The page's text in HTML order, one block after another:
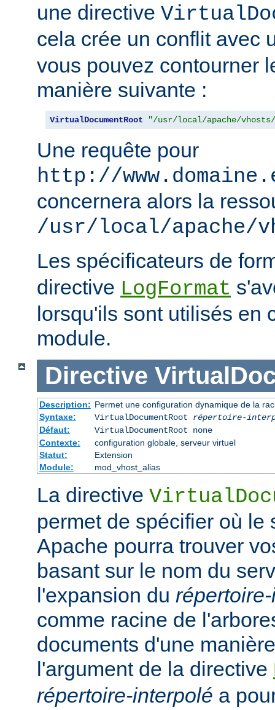
une directive
cela crée un conflit avec
vous pouvez contourner
manière suivante :
VirtualDocumentRoot "/usr/local/apache/vhosts/
Une requête pour
http://
concernera alors la
/usr/local/apache/
Les spécificateurs de
directive LogFormat
lorsqu'ils sont utilisés en
module.
Directive
Description: Permet une configuration dynamique de la
Syntaxe:
VirtualDocumentRoot répertoire-
Défaut:
VirtualDocumentRoot none
Contexte:
configuration globale, serveur virtuel
Statut:
Extension
Module:
mod_vhost_alias
La directive
permet de spécifier où le
Apache pourra trouver
basant sur le nom du
l'expansion du
comme racine de
documents d'une
l'argument de la directive
répertoire-interpolé a